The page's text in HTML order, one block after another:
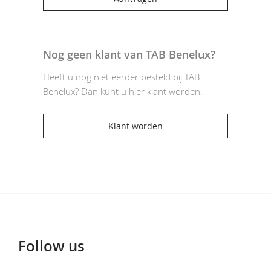
Nog geen klant van TAB Benelux?
Heeft u nog niet eerder besteld bij TAB
Benelux? Dan kunt u hier klant worden.
Klant worden
Follow us